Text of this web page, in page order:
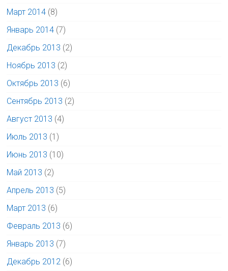
Март 2014 (8)
Январь 2014 (7)
Декабрь 2013 (2)
Ноябрь 2013 (2)
Октябрь 2013 (6)
Сентябрь 2013 (2)
Август 2013 (4)
Июль 2013 (1)
Июнь 2013 (10)
Май 2013 (2)
Апрель 2013 (5)
Март 2013 (6)
Февраль 2013 (6)
Январь 2013 (7)
Декабрь 2012 (6)